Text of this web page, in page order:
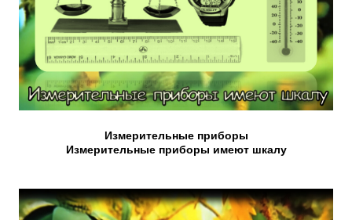
Измерительные приборы
Измерительные приборы имеют шкалу